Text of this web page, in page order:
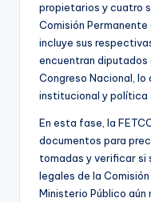
propietarios y cuatro
Comisión
incluye sus
encuentran
Congreso Nacional, lo
institucional y política
En esta fase, la
documentos para
tomadas y verificar si
legales de la
Ministerio Público aún